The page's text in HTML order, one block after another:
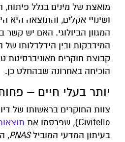
מואצת של מינים בגלל פיתוח,
ושינויי אקלים, והתוצאה היא
המגוון הביולוגי. האם יש
המידבקות ובין הידלדלותו של
קבוצת חוקרים מאוניברסיטת
הוכיחה באחרונה שבהחלט כן.
יותר בעלי חיים –
Civitello), שפרסמו את
בעיתון המדעי המובילPNAS
,